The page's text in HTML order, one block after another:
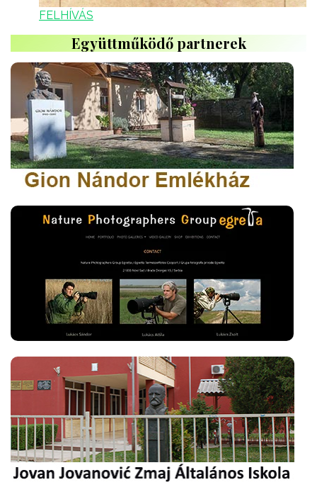
FELHÍVÁS
Együttműködő partnerek